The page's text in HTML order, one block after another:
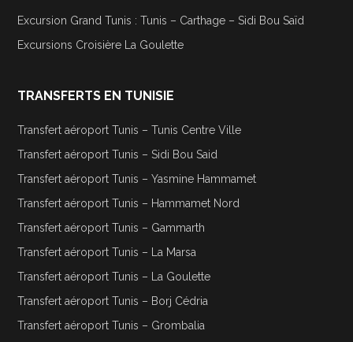
Excursion Grand Tunis : Tunis – Carthage – Sidi Bou Saïd
Excursions Croisière La Goulette
TRANSFERTS EN TUNISIE
Transfert aéroport Tunis – Tunis Centre Ville
Transfert aéroport Tunis – Sidi Bou Said
Transfert aéroport Tunis – Yasmine Hammamet
Transfert aéroport Tunis – Hammamet Nord
Transfert aéroport Tunis – Gammarth
Transfert aéroport Tunis – La Marsa
Transfert aéroport Tunis – La Goulette
Transfert aéroport Tunis – Borj Cédria
Transfert aéroport Tunis – Grombalia